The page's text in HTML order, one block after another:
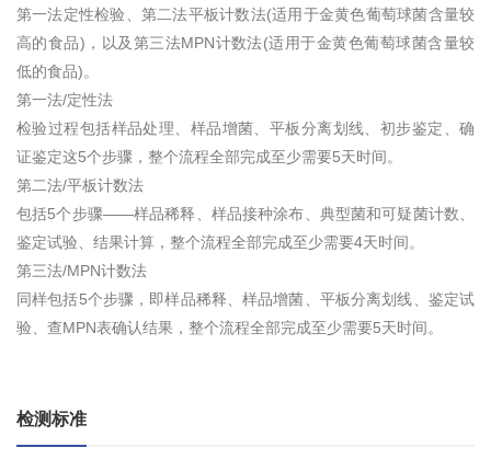
第一法定性检验、第二法平板计数法(适用于金黄色葡萄球菌含量较
高的食品)，以及第三法MPN计数法(适用于金黄色葡萄球菌含量较
低的食品)。
第一法/定性法
检验过程包括样品处理、样品增菌、平板分离划线、初步鉴定、确
证鉴定这5个步骤，整个流程全部完成至少需要5天时间。
第二法/平板计数法
包括5个步骤——样品稀释、样品接种涂布、典型菌和可疑菌计数、
鉴定试验、结果计算，整个流程全部完成至少需要4天时间。
第三法/MPN计数法
同样包括5个步骤，即样品稀释、样品增菌、平板分离划线、鉴定试
验、查MPN表确认结果，整个流程全部完成至少需要5天时间。
检测标准